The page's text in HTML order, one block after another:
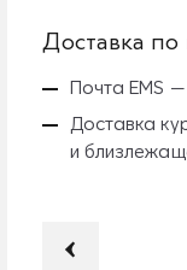
Доставка по
Почта EMS
Доставка
и